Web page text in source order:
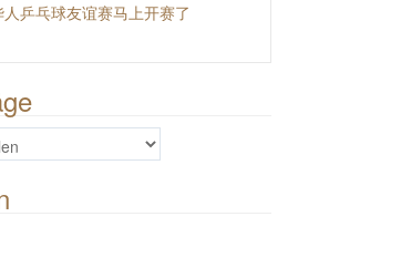
乒乓球友谊赛马上开赛了